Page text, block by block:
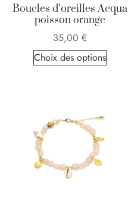
Boucles d’oreilles Acqua
poisson orange
35,00 €
Choix des options